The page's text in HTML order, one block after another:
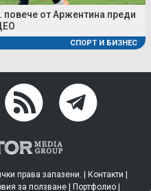
повече от Аржентина преди
СПОРТ И БИЗНЕС
права запазени. | Контакти
за ползване| Портфолио|